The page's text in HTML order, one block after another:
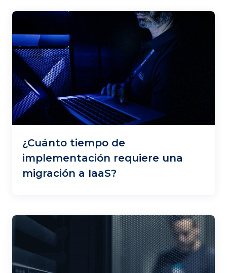
¿Cuánto tiempo de
implementación requiere una
migración a IaaS?